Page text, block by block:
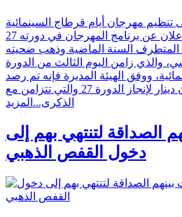
تنظيم مهرجان أيام قرطاج السينمائية
عقد الندوة الصحافية للإعلان عن برنامج المهرجان في دورته 27
المتطرف السنة الماضية وذهب ضحيته
والذي زامن اليوم الثالث من الدورة
ووفق الهيئة المديرة فإنه تم رصد
ميزانية 3,2 مليون دينار لإنجاز الدورة 27 والتي تتزامن مع
الذكرى... المزيد
الصداقة لتنتهي بهم إلى
دخول القفص الذهبي